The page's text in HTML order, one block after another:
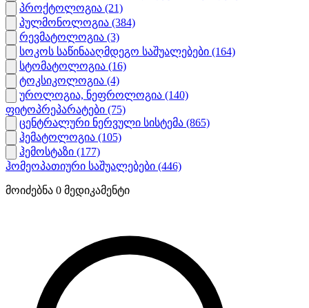
პროქტოლოგია (21)
პულმონოლოგია (384)
რევმატოლოგია (3)
სოკოს საწინააღმდეგო საშუალებები (164)
სტომატოლოგია (16)
ტოკსიკოლოგია (4)
უროლოგია, ნეფროლოგია (140)
ფიტოპრეპარატები (75)
ცენტრალური ნერვული სისტემა (865)
ჰემატოლოგია (105)
ჰემოსტაზი (177)
ჰომეოპათიური საშუალებები (446)
მოიძებნა 0 მედიკამენტი